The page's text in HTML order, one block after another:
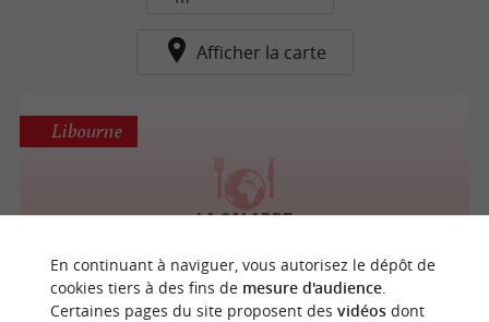
Afficher la carte
La Calabre
Cuisine Italienne / Pizzeria à Libourne
Libourne
En continuant à naviguer, vous autorisez le dépôt de
cookies tiers à des fins de mesure d'audience.
Certaines pages du site proposent des vidéosdont